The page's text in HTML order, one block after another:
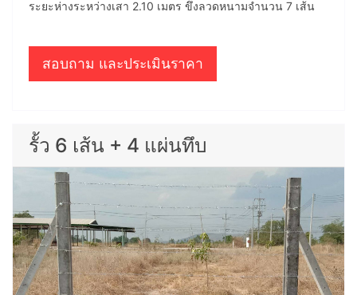
ระยะห่างระหว่างเสา 2.10 เมตร ขึงลวดหนามจำนวน 7 เส้น
สอบถาม และประเมินราคา
รั้ว 6 เส้น + 4 แผ่นทึบ